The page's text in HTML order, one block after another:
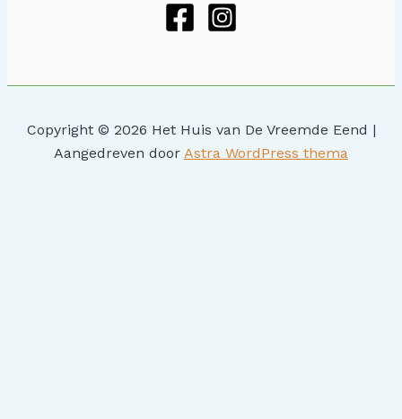
Copyright © 2026 Het Huis van De Vreemde Eend |
Aangedreven door Astra WordPress thema